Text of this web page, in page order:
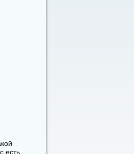
есть